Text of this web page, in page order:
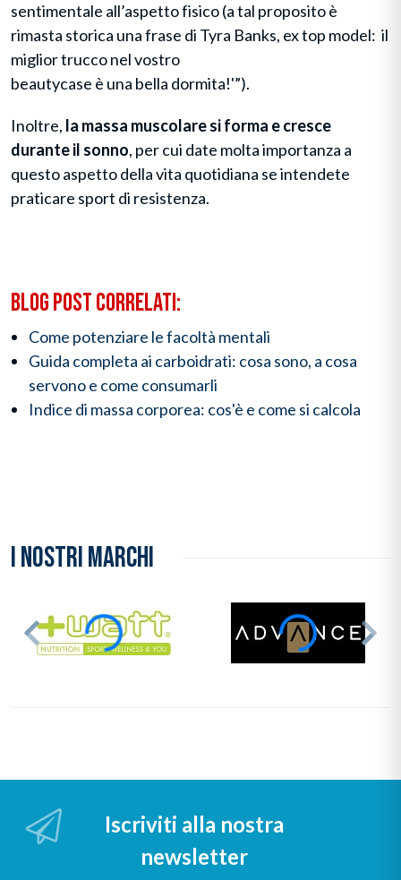
sentimentale all’aspetto fisico (a tal proposito è
rimasta storica una frase di Tyra Banks, ex top model: il
miglior trucco nel vostro
beautycase è una bella dormita!'”).
Inoltre, la massa muscolare si forma e cresce
durante il sonno, per cui date molta importanza a
questo aspetto della vita quotidiana se intendete
praticare sport di resistenza.
Blog post correlati:
Come potenziare le facoltà mentali
Guida completa ai carboidrati: cosa sono, a cosa
servono e come consumarli
Indice di massa corporea: cos'è e come si calcola
I NOSTRI MARCHI
Iscriviti alla nostra
newsletter